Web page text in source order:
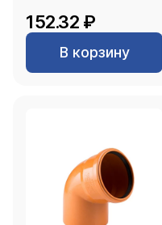
152.32 ₽
В корзину